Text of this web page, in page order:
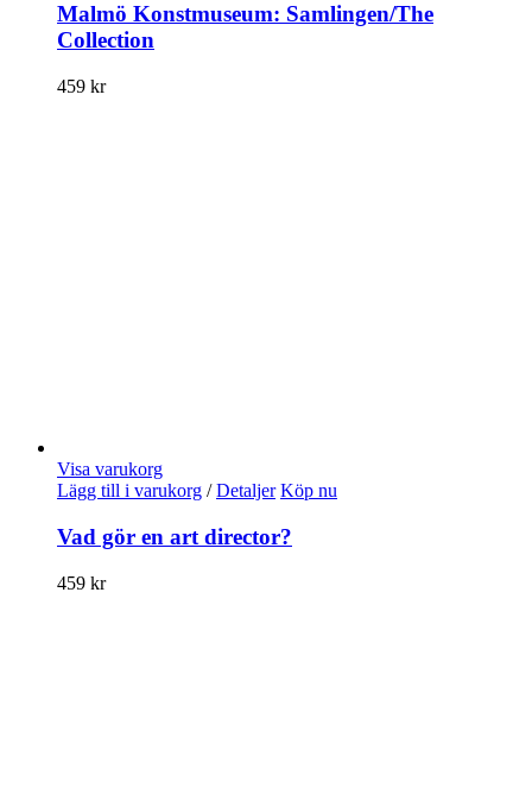
Malmö Konstmuseum: Samlingen/The
Collection
459 kr
Visa varukorg
Lägg till i varukorg / Detaljer Köp nu
Vad gör en art director?
459 kr